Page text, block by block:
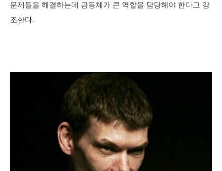
문제들을 해결하는데 공동체가 큰 역할을 담당해야 한다고 강
조한다.